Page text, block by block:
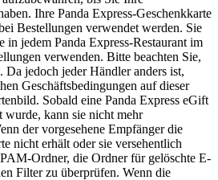
Ihre Panda Express-Geschenkkarte
Bestellungen verwendet werden. Sie
in jedem Panda Express-Restaurant im
verwenden. Bitte beachten Sie,
Da jedoch jeder Händler anders ist,
Geschäftsbedingungen auf dieser
Sobald eine Panda Express eGift
kann sie nicht mehr
der vorgesehene Empfänger die
nicht erhält oder sie versehentlich
Ordner, die Ordner für gelöschte E-
Filter zu überprüfen. Wenn die